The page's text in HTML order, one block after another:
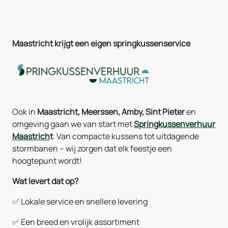
Maastricht krijgt een eigen springkussenservice
Ook in Maastricht, Meerssen, Amby, Sint Pieteren
omgeving gaan we van start metSpringkussenverhuur
Maastricht. Van compacte kussens tot uitdagende
stormbanen – wij zorgen dat elk feestje een
hoogtepunt wordt!
Wat levert dat op?
✅ Lokale service en snellere levering
✅ Een breed en vrolijk assortiment